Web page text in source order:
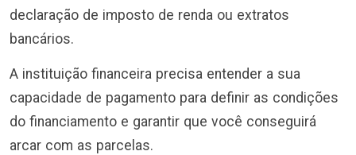
declaração de imposto de renda ou extratos
bancários.
A instituição financeira precisa entender a sua
capacidade de pagamento para definir as condições
do financiamento e garantir que você conseguirá
arcar com as parcelas.